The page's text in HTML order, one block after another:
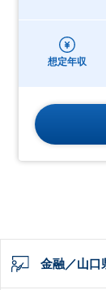
想定年収
金融／山口